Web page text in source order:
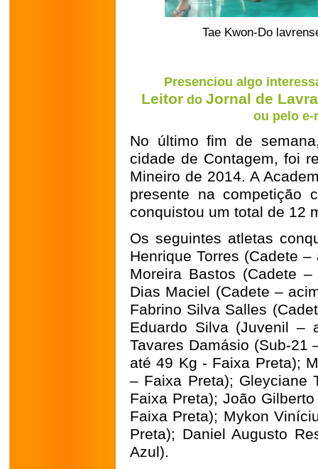
Tae Kwon-Do
Presenciou algo
Leitor do Jornal de
ou pelo
No último fim de
cidade de Contagem, foi
Mineiro de 2014. A
presente na competição
conquistou um total de 12
Os seguintes atletas
Henrique Torres (Cadete
Moreira Bastos (Cadete
Dias Maciel (Cadete –
Fabrino Silva Salles
Eduardo Silva (Juvenil –
Tavares Damásio (Sub-21
até 49 Kg - Faixa Preta);
– Faixa Preta); Gleyciane
Faixa Preta); João
Faixa Preta); Mykon
Preta); Daniel Augusto
Azul).